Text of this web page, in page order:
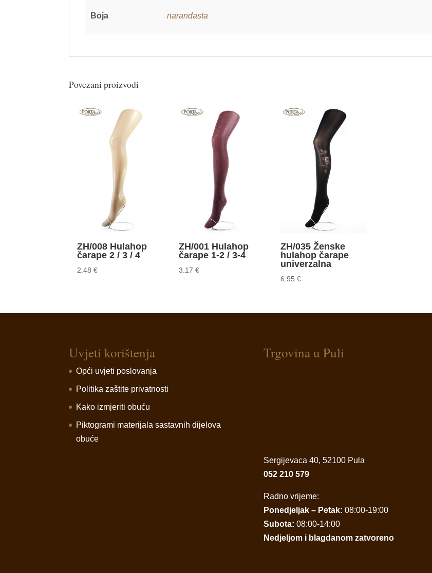
Boja naranđasta
Povezani proizvodi
ZH/008 Hulahop
čarape 2 / 3 / 4
2.48€
ZH/001 Hulahop
čarape 1-2 / 3-4
3.17€
ZH/035 Ženske
hulahop čarape
univerzalna
6.95€
Uvjeti korištenja
Opći uvjeti poslovanja
Politika zaštite privatnosti
Kako izmjeriti obuću
Piktogrami materijala sastavnih dijelova
obuće
Trgovina u Puli
Sergijevaca 40, 52100 Pula
052 210 579
Radno vrijeme:
Ponedjeljak – Petak: 08:00-19:00
Subota: 08:00-14:00
Nedjeljom i blagdanom zatvoreno